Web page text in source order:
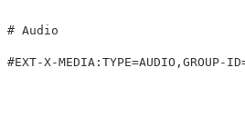
# Audio
#EXT-X-MEDIA:TYPE=AUDIO,GROUP-